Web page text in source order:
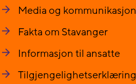
Media og kommunikasjon
Fakta om Stavanger
Informasjon til ansatte
Tilgjengelighetserklæring